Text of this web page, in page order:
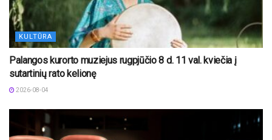
KULTŪRA
Palangos kurorto muziejus rugpjūčio 8 d. 11 val. kviečia į
sutartinių rato kelionę
2026-08-04